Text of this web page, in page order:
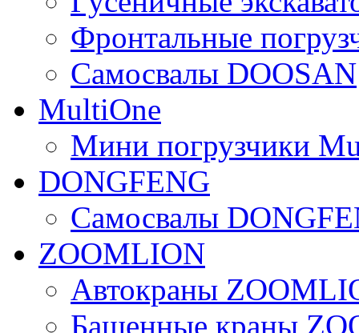
Фронтальные
Самосвалы DOOSAN
MultiOne
Мини погрузчики
DONGFENG
Самосвалы
ZOOMLION
Автокраны
Башенные краны